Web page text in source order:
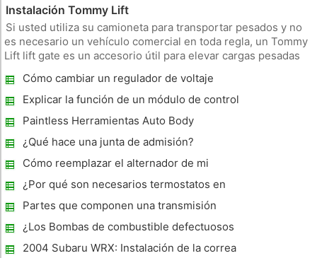
Instalación Tommy Lift
Si usted utiliza su camioneta para transportar pesados ​​y no
es necesario un vehículo comercial en toda regla, un Tommy
Lift lift gate es un accesorio útil para elevar cargas pesadas
puerta Tommy es un poco técnico. Se requiere un poco d
Cómo cambiar un regulador de voltaje
Explicar la función de un módulo de control
del motor
Paintless Herramientas Auto Body
¿Qué hace una junta de admisión?
Cómo reemplazar el alternador de mi
Nissan Quest
¿Por qué son necesarios termostatos en
vehículos ?
Partes que componen una transmisión
¿Los Bombas de combustible defectuosos
quemar más gasolina ?
2004 Subaru WRX: Instalación de la correa